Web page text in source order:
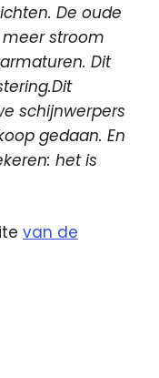
De oude
stroom
Dit
schijnwerpers
gedaan. En
het is
van de